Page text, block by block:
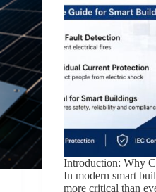
Introduction: Why
In modern smart
more critical than